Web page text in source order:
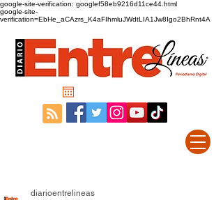
google-site-verification: googlef58eb9216d11ce44.html
google-site-
verification=EbHe_aCAzrs_K4aFIhmluJWdtLIA1Jw8Igo2BhRnt4A
diarioentrelineas